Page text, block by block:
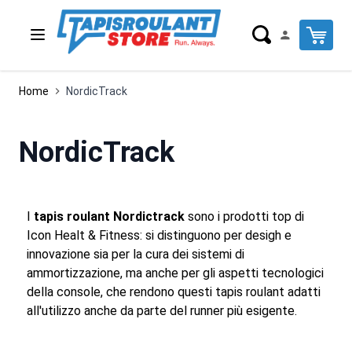
Salta al contenuto
Cart
Home NordicTrack
NordicTrack
I tapis roulant Nordictrack sono i prodotti top di
Icon Healt & Fitness: si distinguono per desigh e
innovazione sia per la cura dei sistemi di
ammortizzazione, ma anche per gli aspetti tecnologici
della console, che rendono questi tapis roulant adatti
all'utilizzo anche da parte del runner più esigente.